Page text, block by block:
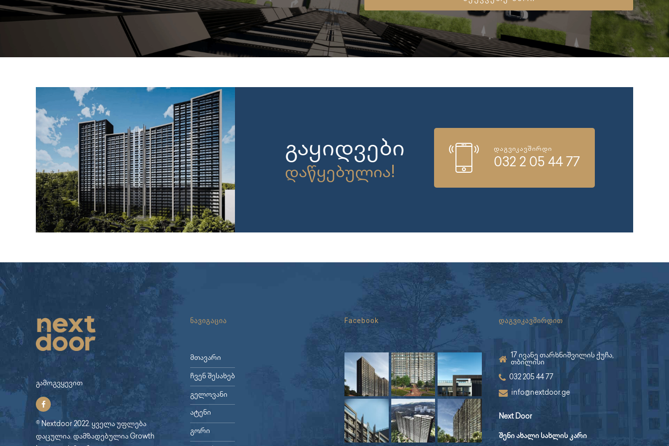
გაყიდვები
დაწყებულია!
დაგვიკავშირდი
032 2 05 44 77
გამოგვყევით
© Nextdoor 2022. ყველა უფლება
დაცულია. დამზადებულია Growth
ნავიგაცია
მთავარი
ჩვენ შესახებ
გელოვანი
ატენი
გორი
Facebook დაგვიკავშირდით
17 ივანე თარხნიშვილის ქუჩა,
თბილისი
032 205 44 77
info@nextdoor.ge
Next Door
შენი ახალი სახლის კარი